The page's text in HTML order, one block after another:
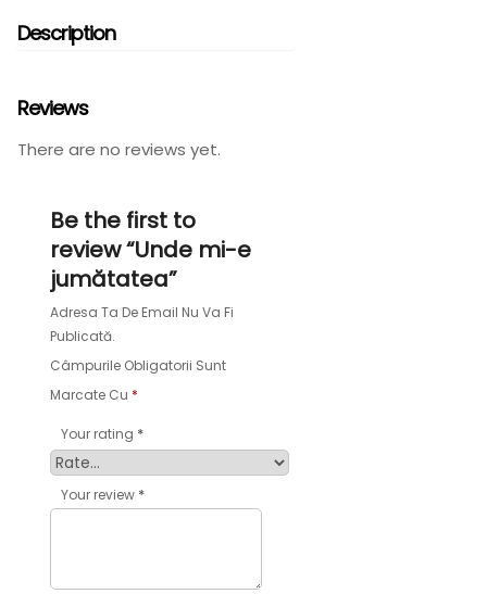
Description
Reviews
There are no reviews yet.
Be the first to
review “Unde mi-e
jumătatea”
Adresa Ta De Email Nu Va Fi
Publicată.
Câmpurile Obligatorii Sunt
Marcate Cu *
Your rating *
Your review *